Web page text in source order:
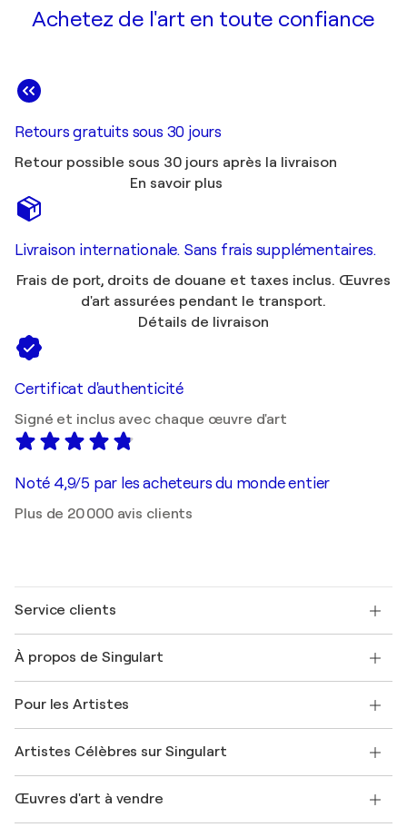
Achetez de l'art en toute confiance
Retours gratuits sous 30 jours
Retour possible sous 30 jours après la livraison
En savoir plus
Livraison internationale. Sans frais supplémentaires.
Frais de port, droits de douane et taxes inclus. Œuvres
d'art assurées pendant le transport.
Détails de livraison
Certificat d'authenticité
Signé et inclus avec chaque œuvre d'art
Noté 4,9/5 par les acheteurs du monde entier
Plus de 20 000 avis clients
Service clients
Expédition
Offrir une carte cadeau
Rejoignez notre programme commercial
Mon compte
+33 1 76 44 06 42
À propos de Singulart
FAQ
Magazine Singulart
Emplois
Découvrez une sélection d'art original
Pour les Artistes
Se connecter en tant qu'Artiste
Artistes Célèbres sur Singulart
Marc Chagall
Œuvres d'art à vendre